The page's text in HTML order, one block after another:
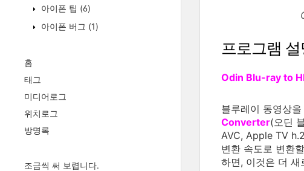
아이폰 팁 (6)
아이폰 버그 (1)
홈
태그
미디어로그
위치로그
방명록
조금씩 써 보렵니다.
프로그램 설
Odin Blu-ray to
블루레이 동영상
Converter(오딘
AVC, Apple TV
변환 속도로 변환
하면, 이것은 더 새